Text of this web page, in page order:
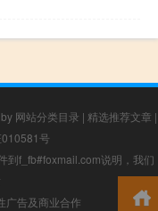
网站分类目录 | 精选推荐文章 |
号
到f_fb#foxmail.com说明，我们
广告及商业合作